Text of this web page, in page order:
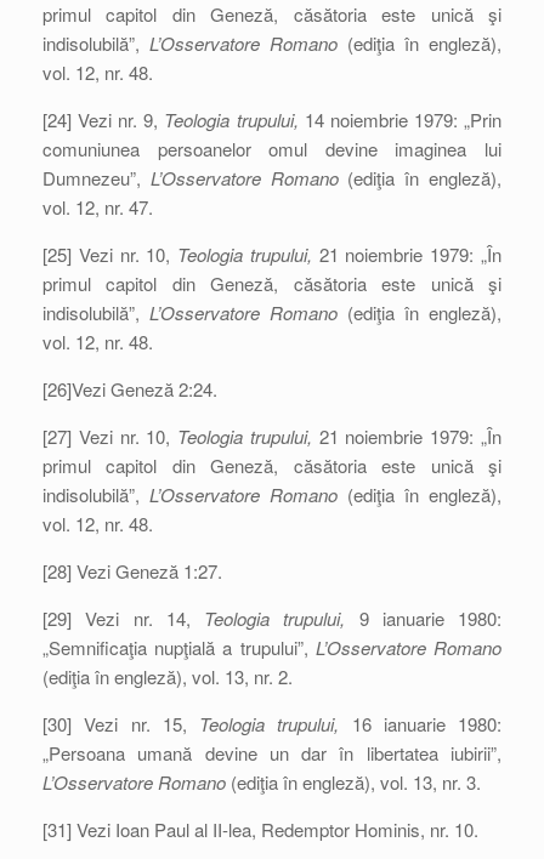
primul capitol din Geneză, căsătoria este unică şi
indisolubilă”, L’Osservatore Romano (ediţia în engleză),
vol. 12, nr. 48.
[24] Vezi nr. 9, Teologia trupului, 14 noiembrie 1979: „Prin
comuniunea persoanelor omul devine imaginea lui
Dumnezeu”, L’Osservatore Romano(ediţia în engleză),
vol. 12, nr. 47.
[25] Vezi nr. 10, Teologia trupului, 21 noiembrie 1979: „În
primul capitol din Geneză, căsătoria este unică şi
indisolubilă”, L’Osservatore Romano (ediţia în engleză),
vol. 12, nr. 48.
[26]Vezi Geneză 2:24.
[27] Vezi nr. 10, Teologia trupului, 21 noiembrie 1979: „În
primul capitol din Geneză, căsătoria este unică şi
indisolubilă”, L’Osservatore Romano (ediţia în engleză),
vol. 12, nr. 48.
[28] Vezi Geneză 1:27.
[29] Vezi nr. 14, Teologia trupului, 9 ianuarie 1980:
„Semnificaţia nupţială a trupului”, L’Osservatore Romano
(ediţia în engleză), vol. 13, nr. 2.
[30] Vezi nr. 15, Teologia trupului, 16 ianuarie 1980:
„Persoana umană devine un dar în libertatea iubirii”,
L’Osservatore Romano (ediţia în engleză), vol. 13, nr. 3.
[31] Vezi Ioan Paul al II-lea, Redemptor Hominis, nr. 10.